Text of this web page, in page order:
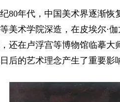
80年代，中国美术界逐渐恢
美术学院深造，在皮埃尔·
还在卢浮宫等博物馆临摹
后的艺术理念产生了重要影